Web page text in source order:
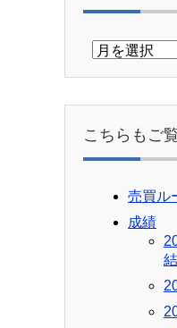
ア
イ
こちらもご
売買ル
成績